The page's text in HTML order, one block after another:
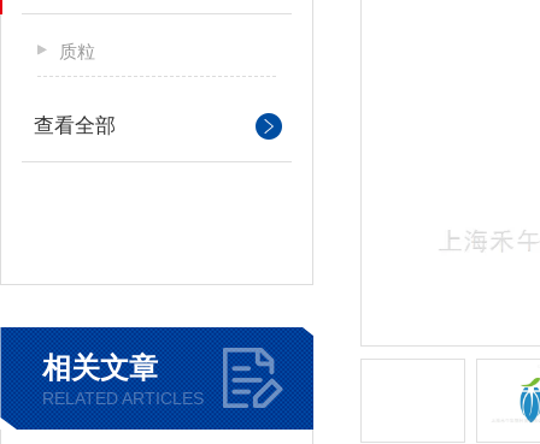
质粒
查看全部
相关文章
RELATED ARTICLES